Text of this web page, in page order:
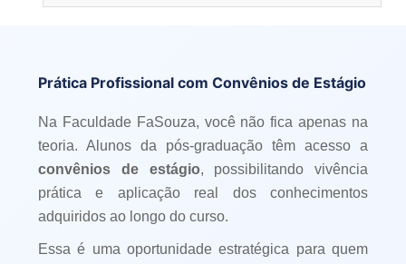
Prática Profissional com Convênios de Estágio
Na Faculdade FaSouza, você não fica apenas na
teoria. Alunos da pós-graduação têm acesso a
convênios de estágio, possibilitando vivência
prática e aplicação real dos conhecimentos
adquiridos ao longo do curso.
Essa é uma oportunidade estratégica para quem